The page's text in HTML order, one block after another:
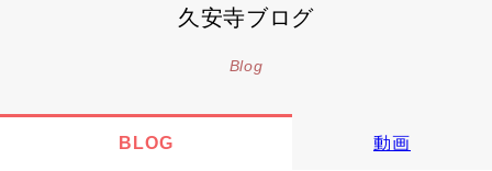
久安寺ブログ
Blog
BLOG 動画